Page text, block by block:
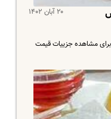
۲۰ آبان ۱۴۰۲
تاریخ ۲۰ آبان ۱۴۰۲ اعلام شد برای مشاهده جزییات قیمت